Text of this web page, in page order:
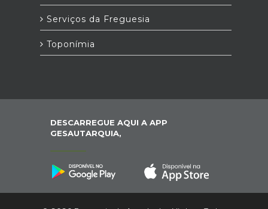
Serviços da Freguesia
Toponímia
DESCARREGUE AQUI A APP
GESAUTARQUIA,